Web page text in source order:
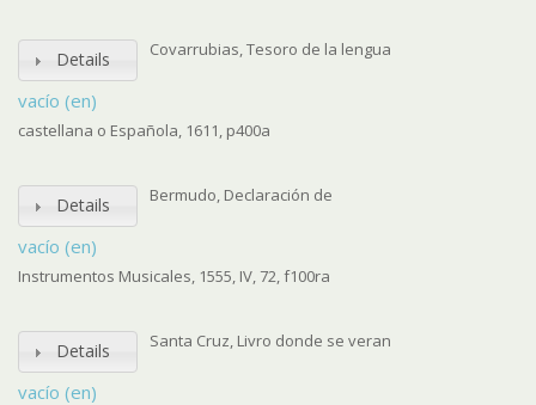
Details
vacío (en)
Covarrubias, Tesoro de la lengua
castellana o Española, 1611, p400a
Details
vacío (en)
Bermudo, Declaración de
Instrumentos Musicales, 1555, IV, 72, f100ra
Details
vacío (en)
Santa Cruz, Livro donde se veran